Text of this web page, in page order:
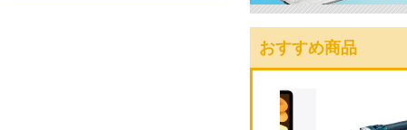
おすすめ商品